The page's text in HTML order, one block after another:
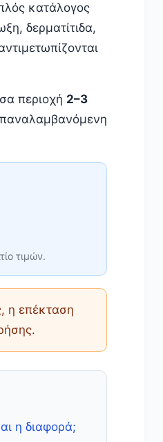
κατάλογος
δερματίτιδα,
περιοχή 2–3
τιμών.
η επέκταση
η διαφορά;